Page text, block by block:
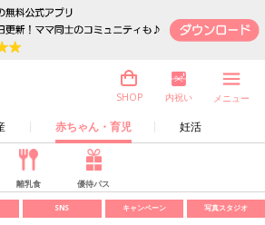
赤ちゃん・育児 妊活
SHOP 内祝い メニュー
離乳食 優待パス
SNS キャンペーン 写真スタジオ